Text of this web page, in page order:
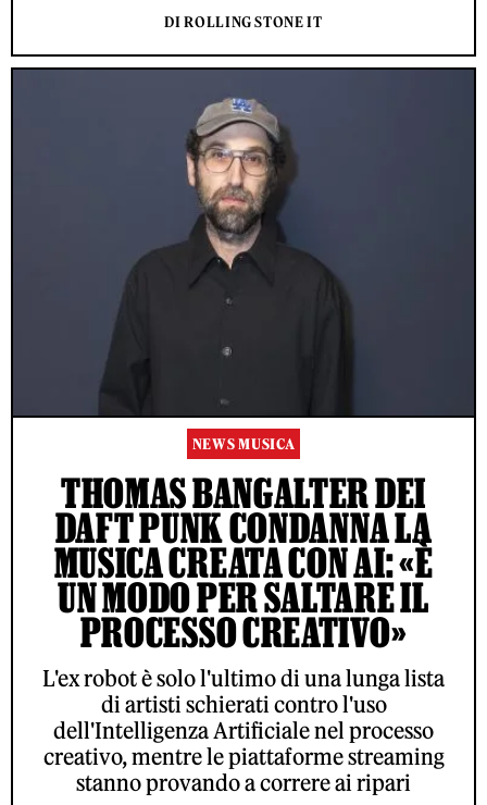
DI ROLLING STONE IT
NEWS MUSICA
THOMAS BANGALTER DEI
DAFT PUNK CONDANNA LA
MUSICA CREATA CON AI: «È
UN MODO PER SALTARE IL
PROCESSO CREATIVO»
L'ex robot è solo l'ultimo di una lunga lista
di artisti schierati contro l'uso
dell'Intelligenza Artificiale nel processo
creativo, mentre le piattaforme streaming
stanno provando a correre ai ripari